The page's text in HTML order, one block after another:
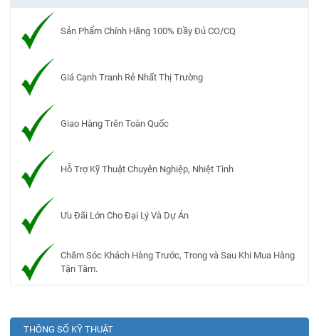
Sản Phẩm Chính Hãng 100% Đầy Đủ CO/CQ
Giá Cạnh Tranh Rẻ Nhất Thị Trường
Giao Hàng Trên Toàn Quốc
Hỗ Trợ Kỹ Thuật Chuyên Nghiệp, Nhiệt Tình
Ưu Đãi Lớn Cho Đại Lý Và Dự Án
Chăm Sóc Khách Hàng Trước, Trong và Sau Khi Mua Hàng
Tận Tâm.
THÔNG SỐ KỸ THUẬT